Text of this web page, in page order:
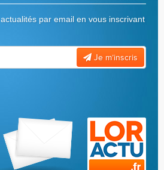
par email en vous inscrivant
Je m’inscris